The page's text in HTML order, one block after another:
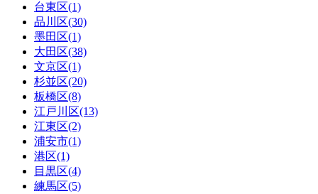
台東区(1)
品川区(30)
墨田区(1)
大田区(38)
文京区(1)
杉並区(20)
板橋区(8)
江戸川区(13)
江東区(2)
浦安市(1)
港区(1)
目黒区(4)
練馬区(5)